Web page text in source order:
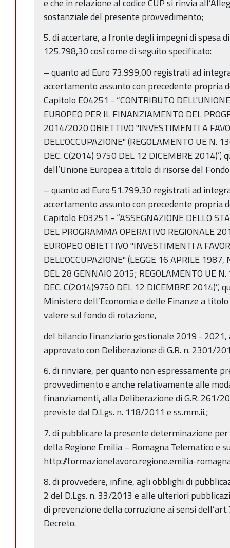
sostanziale del presente provvedimento;
5. di accertare, a fronte degli impegni di spesa
125.798,30 così come di seguito specificato:
– quanto ad Euro 73.999,00 registrati ad
accertamento assunto con precedente propria
Capitolo E04251 - “CONTRIBUTO
EUROPEO PER IL FINANZIAMENTO DEL
2014/2020 OBIETTIVO "INVESTIMENTI A
DELL'OCCUPAZIONE" (REGOLAMENTO UE N.
DEC. C(2014) 9750 DEL 12 DICEMBRE
dell’Unione Europea a titolo di risorse del
– quanto ad Euro 51.799,30 registrati ad
accertamento assunto con precedente propria
Capitolo E03251 - “ASSEGNAZIONE DELLO
DEL PROGRAMMA OPERATIVO REGIONALE
EUROPEO OBIETTIVO "INVESTIMENTI A
DELL'OCCUPAZIONE" (LEGGE 16 APRILE
DEL 28 GENNAIO 2015; REGOLAMENTO UE
DEC. C(2014)9750 DEL 12 DICEMBRE 2014)”,
Ministero dell’Economia e delle Finanze a
valere sul fondo di rotazione,
del bilancio finanziario gestionale 2019 -
approvato con Deliberazione di G.R. n. 2301/
6. di rinviare, per quanto non espressamente
provvedimento e anche relativamente alle
finanziamenti, alla Deliberazione di G.R. 261/
previste dal D.Lgs. n. 118/2011 e ss.mm.ii.;
7. di pubblicare la presente determinazione
della Regione Emilia – Romagna Telematico e
http://formazionelavoro.regione.emilia-
8. di provvedere, infine, agli obblighi di
2 del D.Lgs. n. 33/2013 e alle ulteriori
di prevenzione della corruzione ai sensi
Decreto.